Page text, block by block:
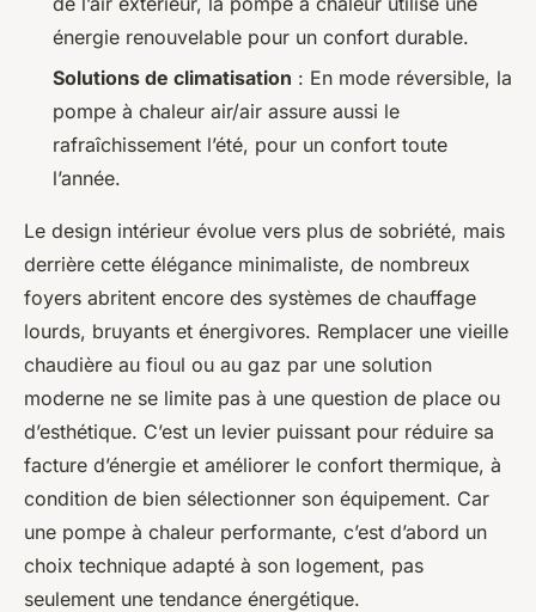
énergie renouvelable pour un confort durable.
Solutions de climatisation : En mode réversible, la
pompe à chaleur air/air assure aussi le
rafraîchissement l’été, pour un confort toute
l’année.
Le design intérieur évolue vers plus de sobriété, mais
derrière cette élégance minimaliste, de nombreux
foyers abritent encore des systèmes de chauffage
lourds, bruyants et énergivores. Remplacer une vieille
chaudière au fioul ou au gaz par une solution
moderne ne se limite pas à une question de place ou
d’esthétique. C’est un levier puissant pour réduire sa
facture d’énergie et améliorer le confort thermique, à
condition de bien sélectionner son équipement. Car
une pompe à chaleur performante, c’est d’abord un
choix technique adapté à son logement, pas
seulement une tendance énergétique.